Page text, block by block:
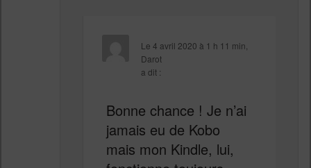
Le 4 avril 2020 à 1 h 11 min
Darot
a dit :
Bonne chance ! Je n’ai
jamais eu de Kobo
mais mon Kindle, lui,